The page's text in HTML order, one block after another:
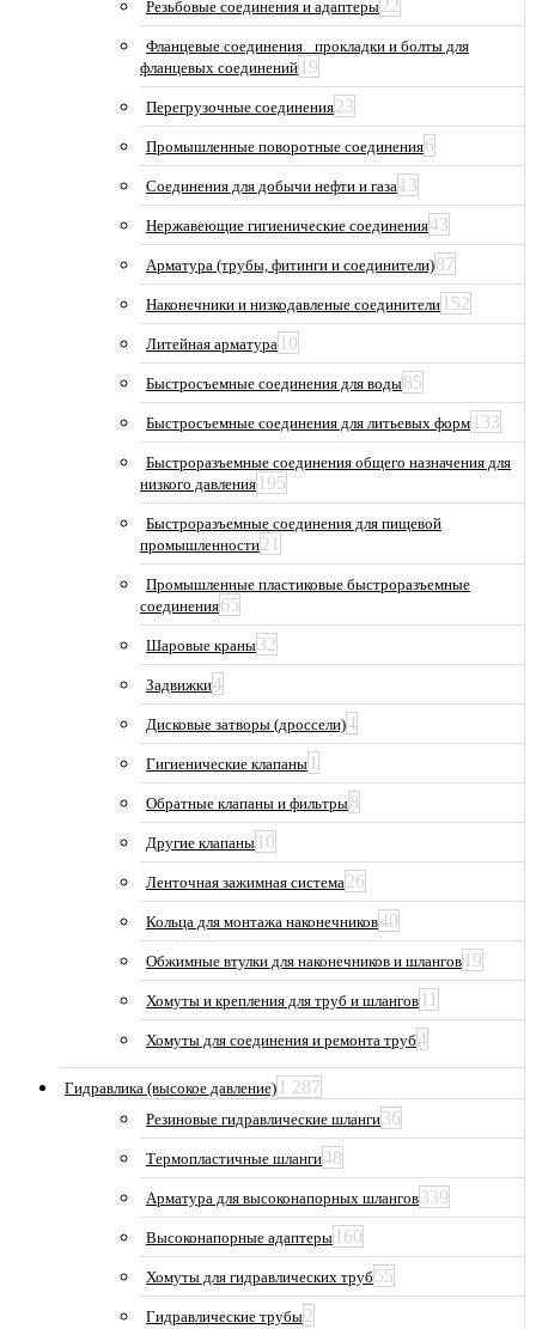
Резьбовые соединения и адаптеры22
Фланцевые соединения_ прокладки и болты для
фланцевых соединений 19
Перегрузочные соединения23
Промышленные поворотные соединения6
Соединения для добычи нефти и газа 13
Нержавеющие гигиенические соединения43
Арматура (трубы, фитинги и соединители)87
Наконечники и низкодавленые соединители 152
Литейная арматура 10
Быстросъемные соединения для воды85
Быстросъемные соединения для литьевых форм 133
Быстроразъемные соединения общего назначения для
низкого давления 195
Быстроразъемные соединения для пищевой
промышленности21
Промышленные пластиковые быстроразъемные
соединения65
Шаровые краны32
Задвижки4
Дисковые затворы (дроссели)4
Гигиенические клапаны 1
Обратные клапаны и фильтры8
Другие клапаны 10
Ленточная зажимная система26
Кольца для монтажа наконечников40
Обжимные втулки для наконечников и шлангов 19
Хомуты и крепления для труб и шлангов 11
Хомуты для соединения и ремонта труб4
Гидравлика (высокое давление) 1 287
Резиновые гидравлические шланги36
Термопластичные шланги48
Арматура для высоконапорных шлангов339
Высоконапорные адаптеры 160
Хомуты для гидравлических труб 55
Гидравлические трубы2